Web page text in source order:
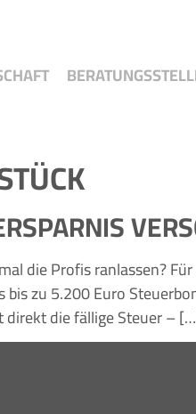
die Profis ranlassen?
zu 5.200 Euro
direkt die fällige Steuer –